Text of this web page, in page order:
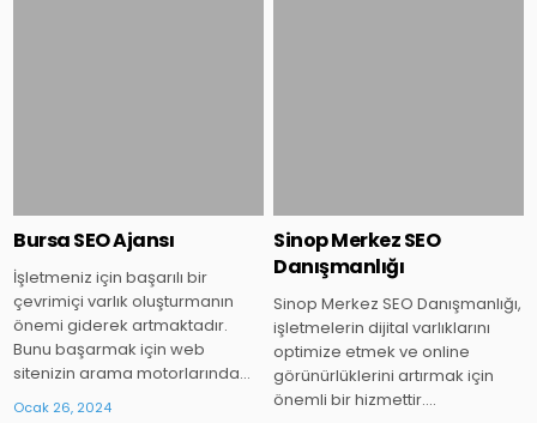
Bursa SEO Ajansı
İşletmeniz için başarılı bir
çevrimiçi varlık oluşturmanın
önemi giderek artmaktadır.
Bunu başarmak için web
sitenizin arama motorlarında…
Ocak 26, 2024
Sinop Merkez SEO
Danışmanlığı
Sinop Merkez SEO Danışmanlığı,
işletmelerin dijital varlıklarını
optimize etmek ve online
görünürlüklerini artırmak için
önemli bir hizmettir….